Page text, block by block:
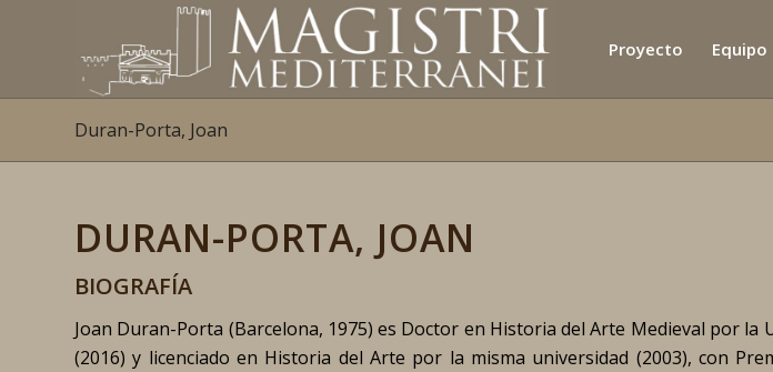
Proyecto Equipo
Duran-Porta, Joan
DURAN-PORTA, JOAN
BIOGRAFÍA
Joan Duran-Porta (Barcelona, 1975) es Doctor en Historia del Arte Medieval por la
(2016) y licenciado en Historia del Arte por la misma universidad (2003), con